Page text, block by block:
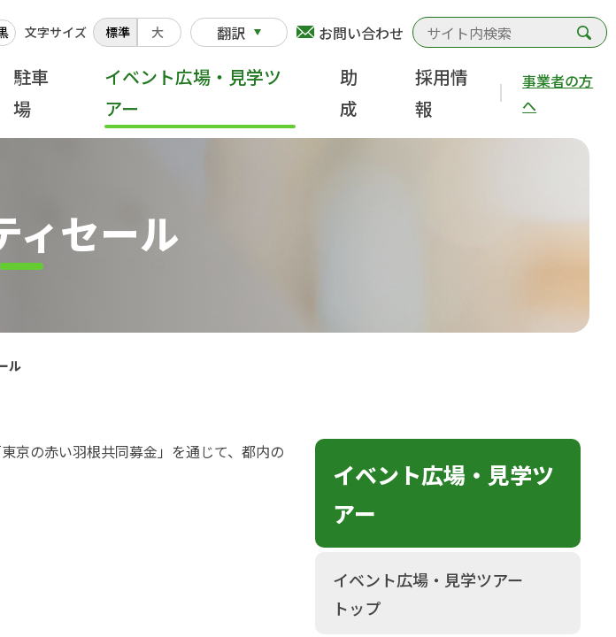
文字サイズ 標準 大 翻訳 お問い合わせ
駐車
場
イベント広場・見学ツ
アー
助
成
採用情
報
事業者の方
へ
ィセール
ル
京の赤い羽根共同募金」を通じて、都内の
イベント広場・見学ツ
アー
イベント広場・見学ツアー
トップ